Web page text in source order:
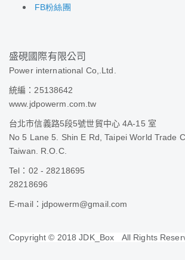
FB粉絲團
盛硯國際有限公司
Power international Co,.Ltd.
統編：25138642
www.jdpowerm.com.tw
台北市信義路5段5號世貿中心4A-15 室
No 5 Lane 5. Shin E Rd, Taipei World Trade
Taiwan. R.O.C.
Tel ： 02 - 28218695
28218696
E-mail：jdpowerm@gmail.com
Copyright © 2018 JDK_Box All Rights